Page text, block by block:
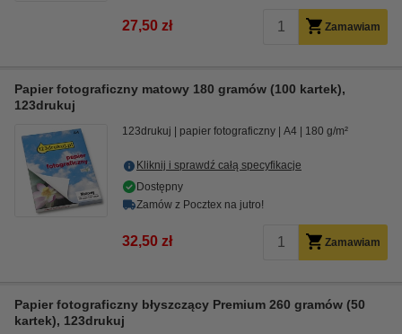
27,50 zł Zamawiam
Papier fotograficzny matowy 180 gramów (100 kartek),
123drukuj
123drukuj papier fotograficzny A4 180 g/m²
Kliknij i sprawdź całą specyfikacje
Dostępny
Zamów z Pocztex na jutro!
32,50 zł Zamawiam
Papier fotograficzny błyszczący Premium 260 gramów (50
kartek), 123drukuj